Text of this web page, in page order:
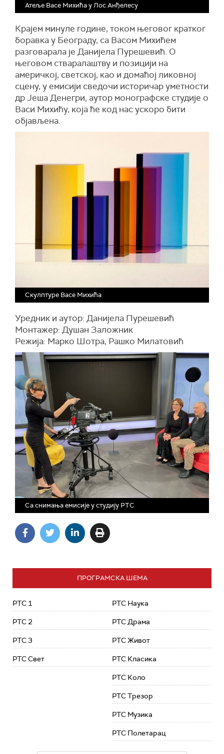
Атеље Васе Михића у Лос Анђелесу
Крајем минуле године, током његовог кратког
боравка у Београду, са Васом Михићем
разговарала је Данијела Пурешевић. О
његовом стваралаштву и позицији на
америчкој, светској, као и домаћој ликовној
сцену, у емисији сведочи историчар уметности
др Јеша Денегри, аутор монографске студије о
Васи Михићу, која ће код нас ускоро бити
објављена.
Скулптуре Васе Михића
Уредник и аутор: Данијела Пурешевић
Монтажер: Душан Заложник
Режија: Марко Шотра, Рашко Милатовић
Са снимања емисије у студију РТС
ПРОГРАМСКА ШЕМА
РТС 1
РТС 2
РТС 3
РТС Свет
РТС Наука
РТС Драма
РТС Живот
РТС Класика
РТС Коло
РТС Трезор
РТС Музика
РТС Полетарац